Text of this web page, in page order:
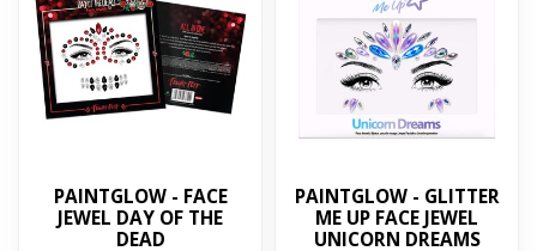
PAINTGLOW - FACE
JEWEL DAY OF THE
DEAD
PAINTGLOW - GLITTER
ME UP FACE JEWEL
UNICORN DREAMS